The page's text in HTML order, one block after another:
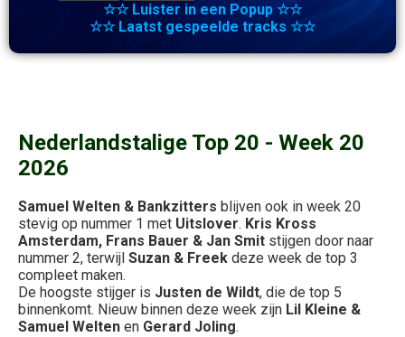
☆☆ Luister in een Popup ☆☆
☆☆ Laatst gespeelde tracks ☆☆
Nederlandstalige Top 20 - Week 20
2026
Samuel Welten & Bankzitters blijven ook in week 20
stevig op nummer 1 met Uitslover. Kris Kross
Amsterdam, Frans Bauer & Jan Smit stijgen door naar
nummer 2, terwijl Suzan & Freek deze week de top 3
compleet maken.
De hoogste stijger is Justen de Wildt, die de top 5
binnenkomt. Nieuw binnen deze week zijn Lil Kleine &
Samuel Welten en Gerard Joling.